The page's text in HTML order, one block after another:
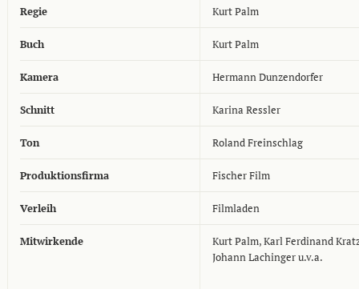
Regie Kurt Palm
Buch Kurt Palm
Kamera Hermann Dunzendorfer
Schnitt Karina Ressler
Ton Roland Freinschlag
Produktionsfirma Fischer Film
Verleih Filmladen
Mitwirkende
Kurt Palm, Karl Ferdinand
Johann Lachinger u.v.a.